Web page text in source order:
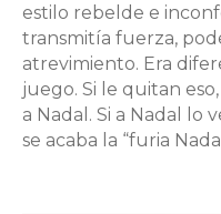
estilo rebelde e
transmitía fuerza,
atrevimiento. Era
juego. Si le quitan
a Nadal. Si a Nadal lo
se acaba la “furia